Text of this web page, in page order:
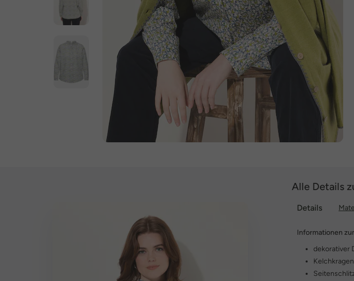
Alle Details
Details
Informationen
dekorativer